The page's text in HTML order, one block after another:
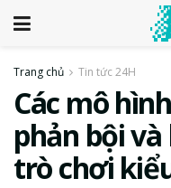
Trang chủ Tin tức 24H
Các mô
phản bội
trò chơi